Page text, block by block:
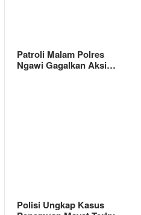
Patroli Malam Polres
Ngawi Gagalkan Aksi…
Polisi Ungkap Kasus